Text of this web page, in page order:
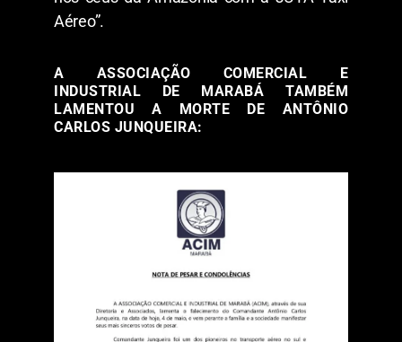
Aéreo”.
A ASSOCIAÇÃO COMERCIAL E
INDUSTRIAL DE MARABÁ TAMBÉM
LAMENTOU A MORTE DE ANTÔNIO
CARLOS JUNQUEIRA: